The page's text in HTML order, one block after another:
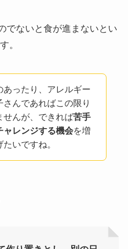
でないと食が進まないとい
。
あったり、アレルギー
さんであればこの限り
せんが、できれば苦手
ャレンジする機会を増
いですね。